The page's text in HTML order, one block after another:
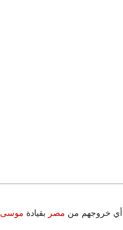
أي خروجهم من مصر بقيادة موسى